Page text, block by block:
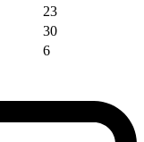
23
30
6